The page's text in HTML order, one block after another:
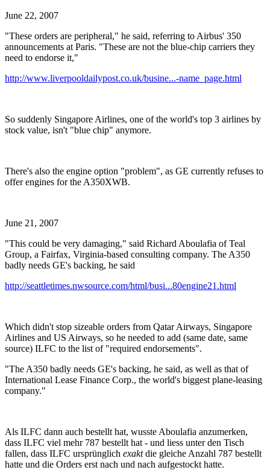
June 22, 2007
"These orders are peripheral," he said, referring to Airbus' 350
announcements at Paris. "These are not the blue-chip carriers they
need to endorse it,"
http://www.liverpooldailypost.co.uk/busine...-name_page.html
So suddenly Singapore Airlines, one of the world's top 3 airlines by
stock value, isn't "blue chip" anymore.
There's also the engine option "problem", as GE currently refuses to
offer engines for the A350XWB.
June 21, 2007
"This could be very damaging," said Richard Aboulafia of Teal
Group, a Fairfax, Virginia-based consulting company. The A350
badly needs GE's backing, he said
http://seattletimes.nwsource.com/html/busi...80engine21.html
Which didn't stop sizeable orders from Qatar Airways, Singapore
Airlines and US Airways, so he needed to add (same date, same
source) ILFC to the list of "required endorsements".
"The A350 badly needs GE's backing, he said, as well as that of
International Lease Finance Corp., the world's biggest plane-leasing
company."
Als ILFC dann auch bestellt hat, wusste Aboulafia anzumerken,
dass ILFC viel mehr 787 bestellt hat - und liess unter den Tisch
fallen, dass ILFC ursprünglich exaktdie gleiche Anzahl 787 bestellt
hatte und die Orders erst nach und nach aufgestockt hatte.